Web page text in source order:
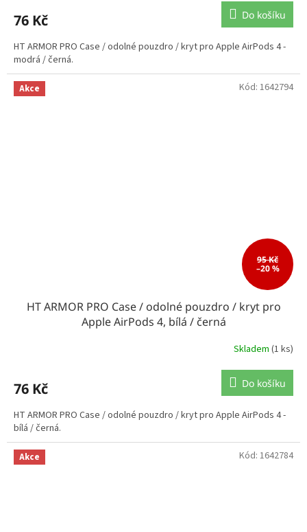
76 Kč Do košíku
HT ARMOR PRO Case / odolné pouzdro / kryt pro Apple AirPods 4 -
modrá / černá.
Akce
95 Kč
–20 %
HT ARMOR PRO Case / odolné pouzdro / kryt pro
Apple AirPods 4, bílá / černá
Skladem (1 ks)
76 Kč Do košíku
HT ARMOR PRO Case / odolné pouzdro / kryt pro Apple AirPods 4 -
bílá / černá.
Kód: 1642794
Akce Kód: 1642784